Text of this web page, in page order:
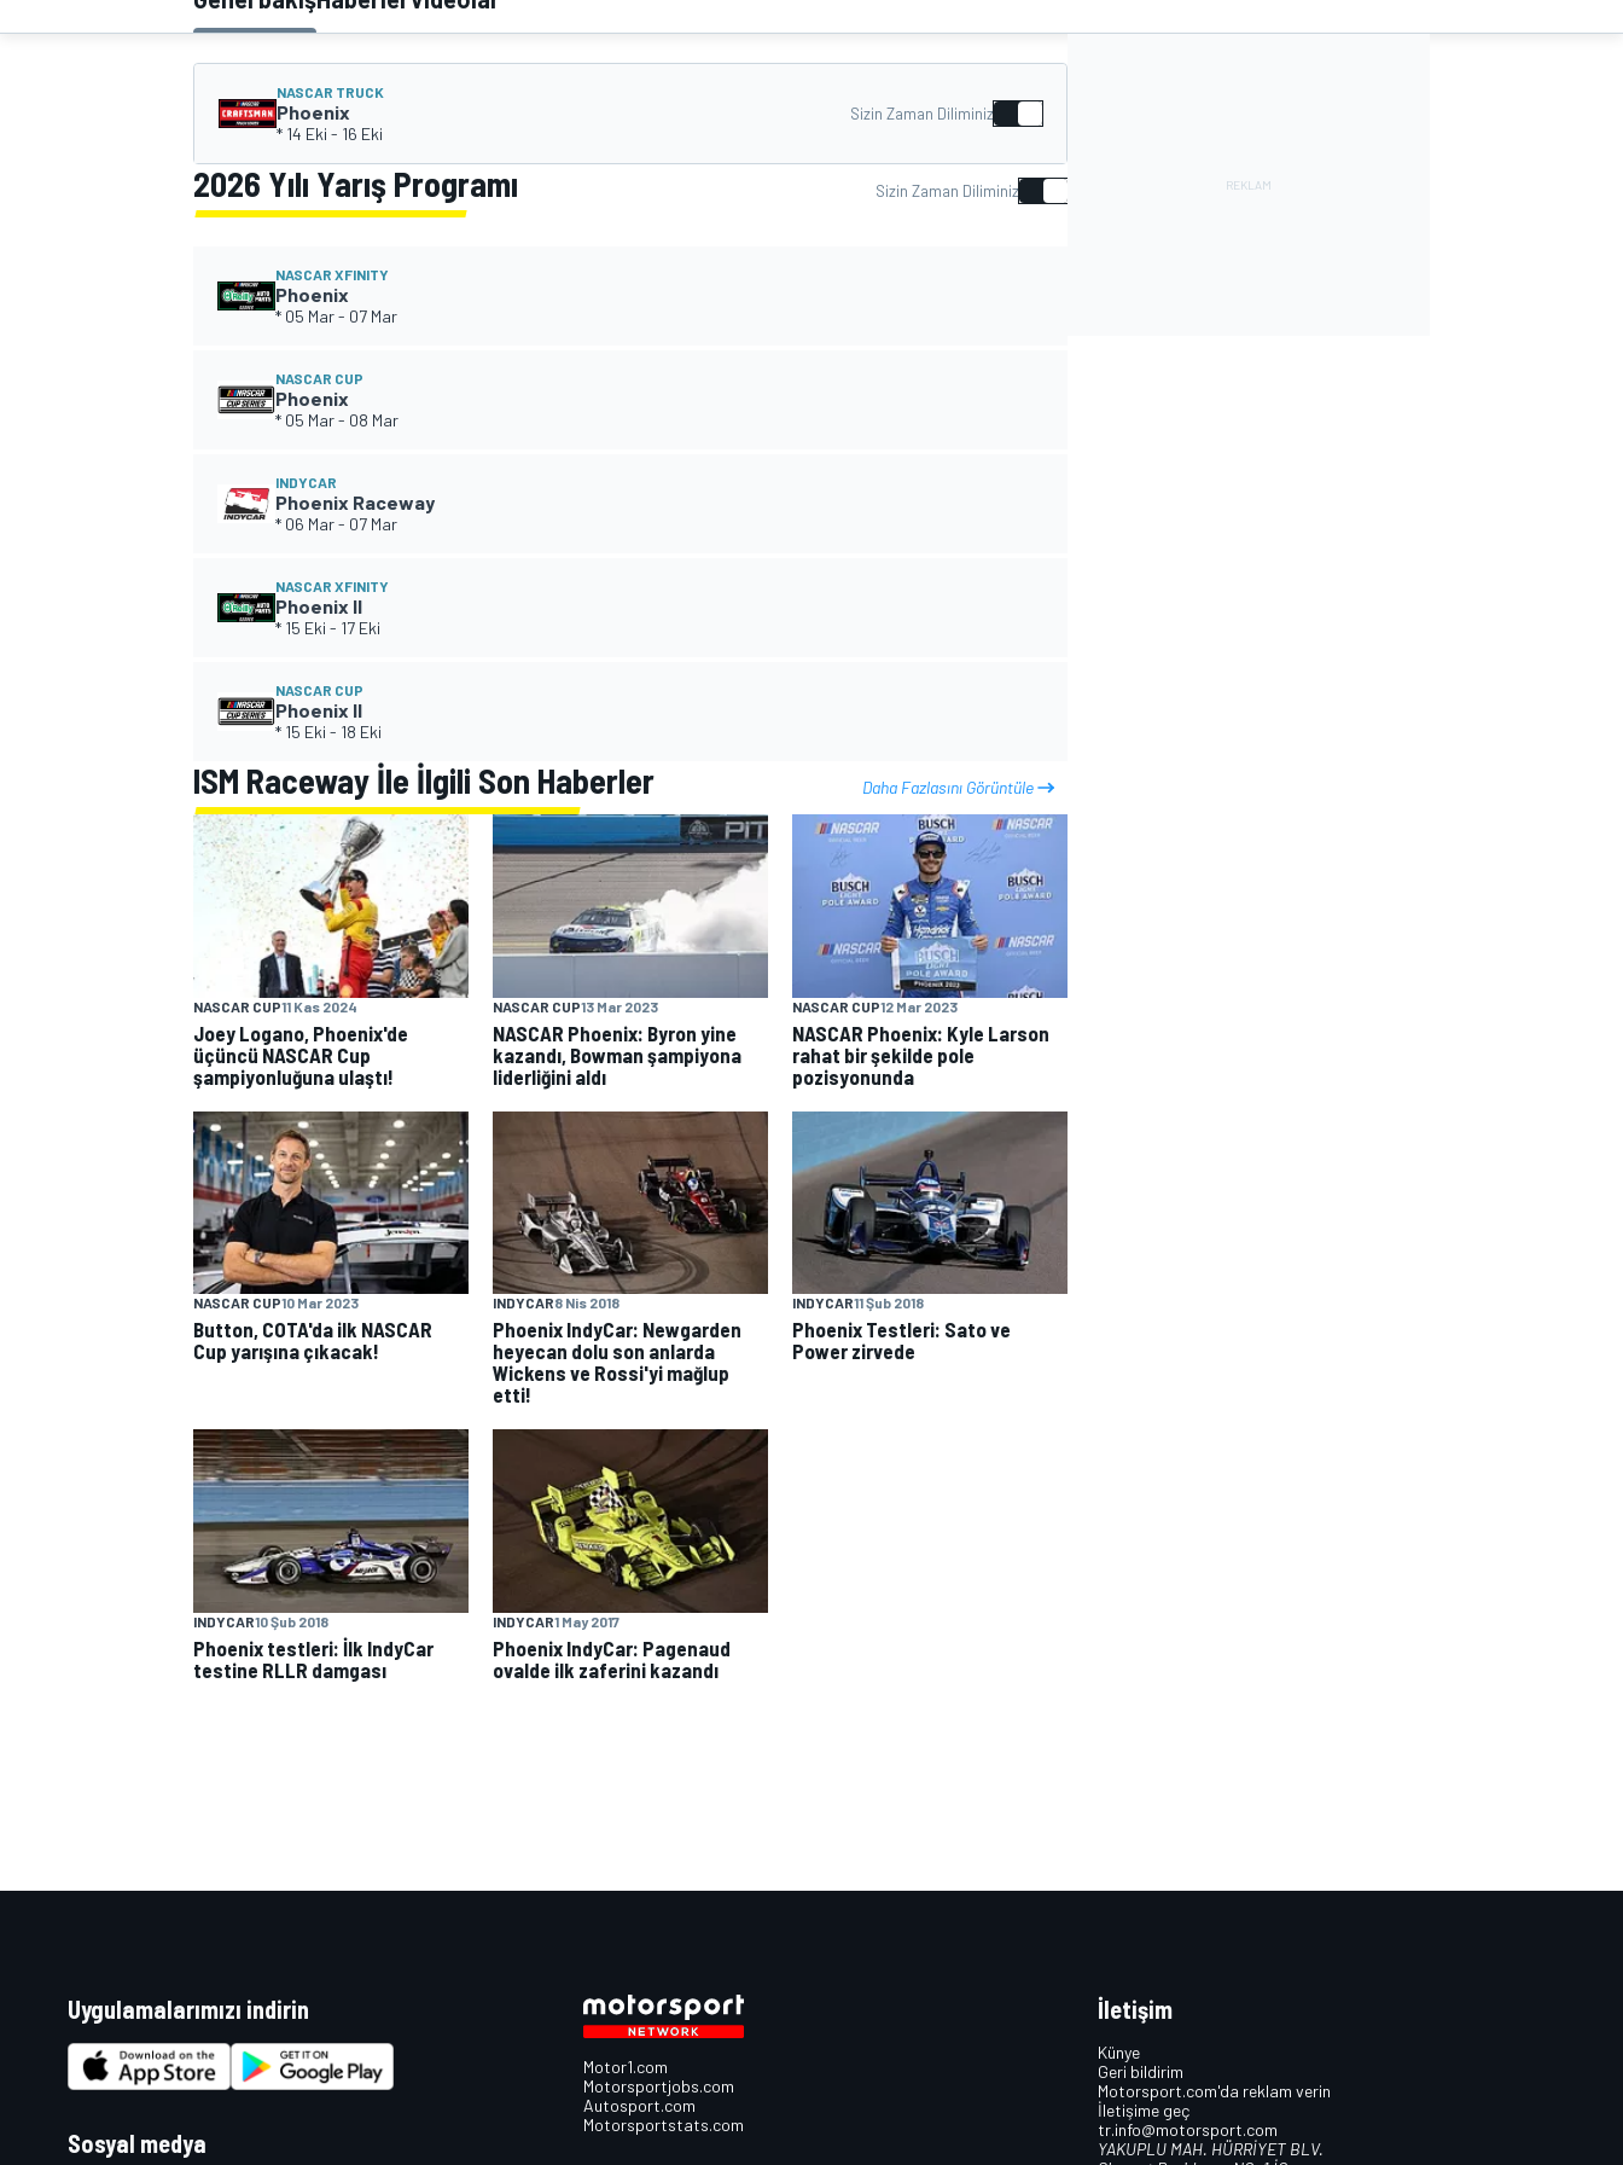
WORLD SUPERBIKE
TÜRK SPORCULAR
NASCAR TRUCK
Phoenix
* 14 Eki - 16 Eki
Sizin Zaman Diliminiz
2026 Yılı Yarış Programı Sizin Zaman Diliminiz
NASCAR XFINITY
Phoenix
* 05 Mar- 07 Mar
NASCAR CUP
Phoenix
* 05 Mar- 08 Mar
INDYCAR
Phoenix Raceway
* 06 Mar- 07 Mar
NASCAR XFINITY
Phoenix II
* 15 Eki - 17 Eki
NASCAR CUP
Phoenix II
* 15 Eki - 18 Eki
ISM Raceway İle İlgili Son Haberler Daha Fazlasını Görüntüle
NASCAR CUP11 Kas 2024
Joey Logano, Phoenix'de
üçüncü NASCAR Cup
şampiyonluğuna ulaştı!
NASCAR CUP13 Mar 2023
NASCAR Phoenix: Byron yine
kazandı, Bowman şampiyona
liderliğini aldı
NASCAR CUP12 Mar 2023
NASCAR Phoenix: Kyle Larson
rahat bir şekilde pole
pozisyonunda
NASCAR CUP10 Mar 2023
Button, COTA'da ilk NASCAR
Cup yarışına çıkacak!
INDYCAR8 Nis 2018
Phoenix IndyCar: Newgarden
heyecan dolu son anlarda
Wickens ve Rossi'yi mağlup
etti!
INDYCAR11 Şub 2018
Phoenix Testleri: Sato ve
Power zirvede
INDYCAR10 Şub 2018
Phoenix testleri: İlk IndyCar
testine RLLR damgası
INDYCAR1 May 2017
Phoenix IndyCar: Pagenaud
ovalde ilk zaferini kazandı
Uygulamalarımızı indirin
Sosyal medya
Motor1.com
Motorsportjobs.com
Autosport.com
Motorsportstats.com
İletişim
Künye
Geri bildirim
Motorsport.com'da reklam verin
İletişime geç
tr.info@motorsport.com
YAKUPLU MAH. HÜRRİYET BLV.